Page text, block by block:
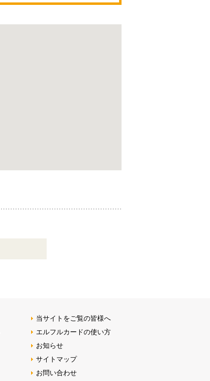
当サイトをご覧の皆様へ
エルフルカードの使い方
お知らせ
サイトマップ
お問い合わせ